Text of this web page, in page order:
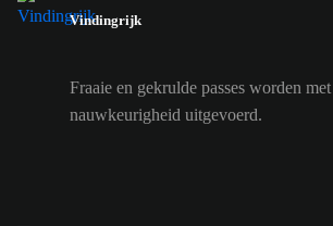
Vindingrijk
Fraaie en gekrulde passes worden
nauwkeurigheid uitgevoerd.